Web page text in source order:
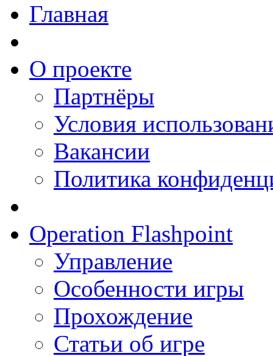
Главная
О проекте
Партнёры
Условия
Вакансии
Политика
Operation Flashpoint
Управление
Особенности игры
Прохождение
Статьи об игре